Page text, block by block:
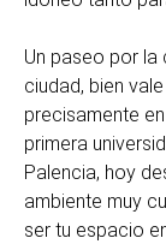
Un paseo por la
ciudad, bien
precisamente
primera
Palencia, hoy
ambiente muy
ser tu espacio